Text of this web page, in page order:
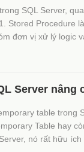
SQL Server,
Stored Procedure
đơn vị xử lý logic
Server nâng
table trong
Table hay
nó rất hữu ích